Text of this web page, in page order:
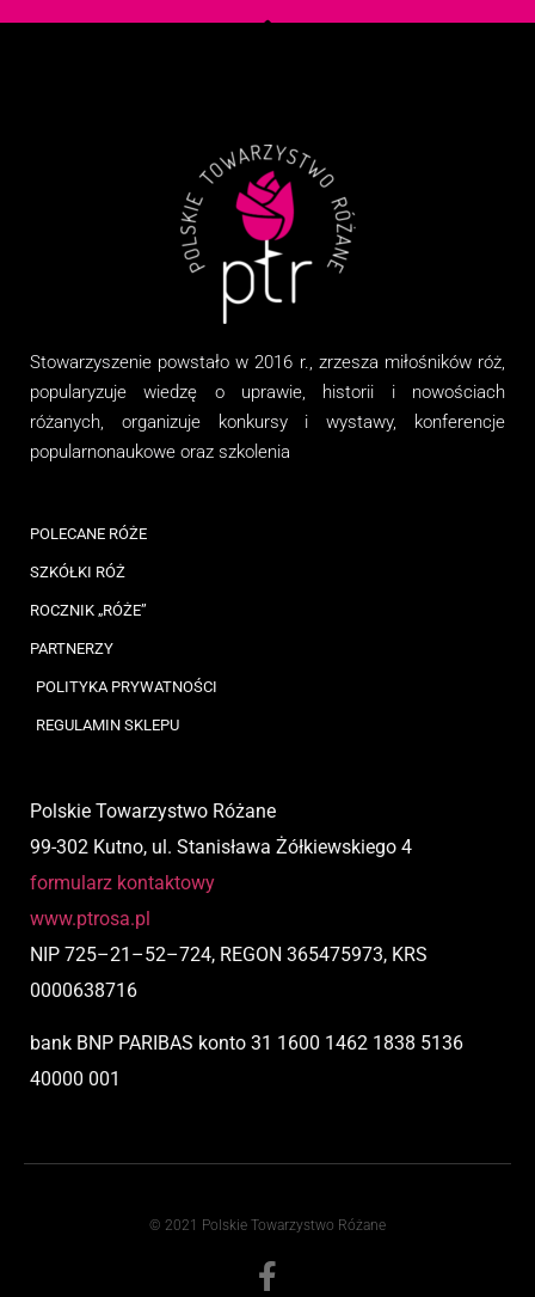
Stowarzyszenie powstało w 2016 r., zrzesza miłośników róż,
popularyzuje wiedzę o uprawie, historii i nowościach
różanych, organizujekonkursy i wystawy, konferencje
popularnonaukowe oraz szkolenia
POLECANE RÓŻE
SZKÓŁKI RÓŻ
ROCZNIK „RÓŻE”
PARTNERZY
POLITYKA PRYWATNOŚCI
REGULAMIN SKLEPU
Polskie Towarzystwo Różane
99-302 Kutno, ul. Stanisława Żółkiewskiego 4
formularz kontaktowy
www.ptrosa.pl
NIP 725–21 –52–724, REGON 365475973, KRS
0000638716
bank BNP PARIBAS konto 31 1600 1462 1838 5136
40000 001
© 2021 Polskie Towarzystwo Różane